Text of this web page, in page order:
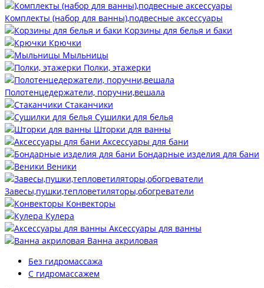
Комплекты (набор для ванны),подвесные аксессуары
Корзины для белья и баки
Крючки
Мыльницы
Полки, этажерки
Полотенцедержатели, поручни,вешала
Стаканчики
Сушилки для белья
Шторки для ванны
Аксессуары для бани
Бондарные изделия для бани
Веники
Завесы,пушки,тепловетиляторы,обогреватели
Конвекторы
Кулера
Аксессуары для ванны
Ванна акриловая
Без гидромассажа
С гидромассажем